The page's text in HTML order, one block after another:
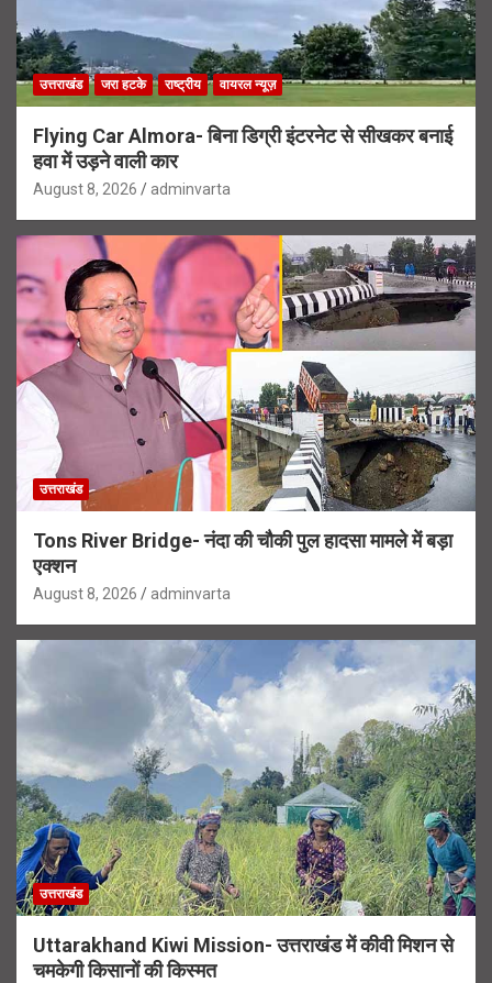
उत्तराखंड जरा हटके राष्ट्रीय वायरल न्यूज़
Flying Car Almora- बिना डिग्री इंटरनेट से सीखकर बनाई
हवा में उड़ने वाली कार
August 8, 2026 adminvarta
उत्तराखंड
Tons River Bridge- नंदा की चौकी पुल हादसा मामले में बड़ा
एक्शन
August 8, 2026 adminvarta
उत्तराखंड
Uttarakhand Kiwi Mission- उत्तराखंड में कीवी मिशन से
चमकेगी किसानों की किस्मत